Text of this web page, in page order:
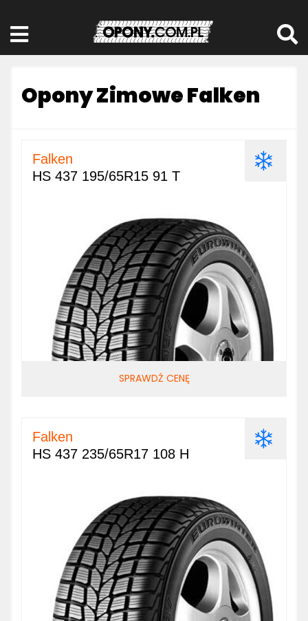
Opony Zimowe Falken
Falken
HS 437 195/65R15 91 T
SPRAWDŹ CENĘ
Falken
HS 437 235/65R17 108 H